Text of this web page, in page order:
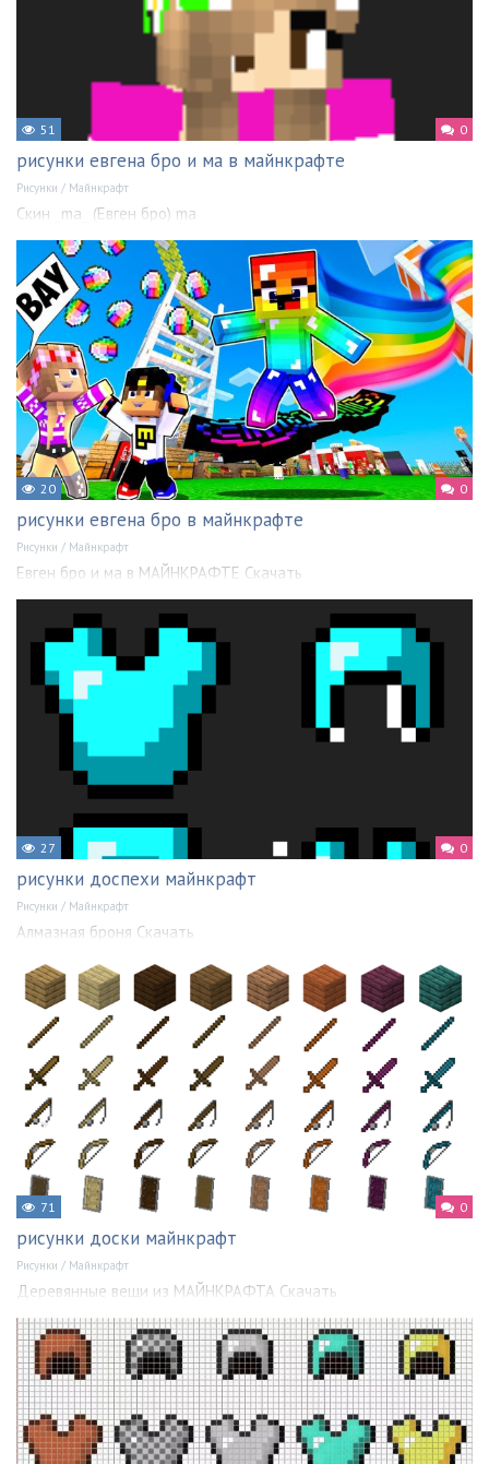
51 0
рисунки евгена бро и ма в майнкрафте
Рисунки / Майнкрафт
Скин _ma_ (Евген бро) ma
20 0
рисунки евгена бро в майнкрафте
Рисунки / Майнкрафт
Евген бро и ма в МАЙНКРАФТЕ Скачать
27 0
рисунки доспехи майнкрафт
Рисунки / Майнкрафт
Алмазная броня Скачать
71 0
рисунки доски майнкрафт
Рисунки / Майнкрафт
Деревянные вещи из МАЙНКРАФТА Скачать